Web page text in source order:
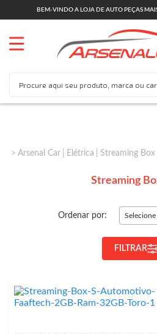
BEM-VINDO A LOJA DE AUTO PEÇAS
Arsenal Car Elétrica Streaming Box
Streaming
Ordenar por: Selecione
FILTRAR